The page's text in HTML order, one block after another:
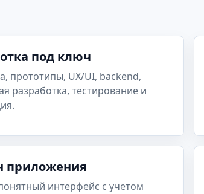
под ключ
прототипы, UX/UI, backend,
разработка, тестирование и
приложения
интерфейс с учетом